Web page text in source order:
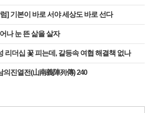
] 기본이 바로 서야 세상도 바로 선다
나 눈 뜬 삶을 살자
리더십 꽃 피는데, 갈등속 여협 해결책 없나
의진열전(山南義陣列傳) 240